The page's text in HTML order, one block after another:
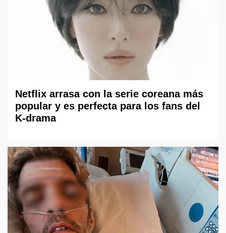
Netflix arrasa con la serie coreana más
popular y es perfecta para los fans del
K-drama